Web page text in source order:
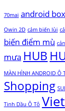
70mai android box
Owin 2D cảm biến lùi
biến điểm mù
mưa HUB
MÀN HÌNH ANDROID Ô
Shopping
Tinh Dầu Ô Tô